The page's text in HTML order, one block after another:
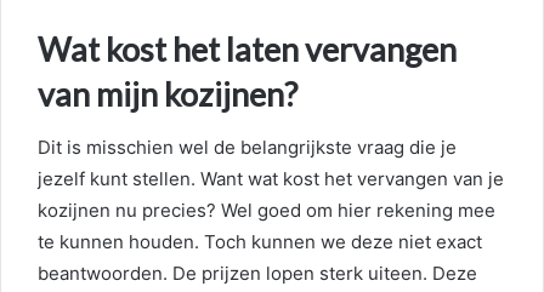
Wat kost het laten vervangen
van mijn kozijnen?
Dit is misschien wel de belangrijkste vraag die je
jezelf kunt stellen. Want wat kost het vervangen van je
kozijnen nu precies? Wel goed om hier rekening mee
te kunnen houden. Toch kunnen we deze niet exact
beantwoorden. De prijzen lopen sterk uiteen. Deze